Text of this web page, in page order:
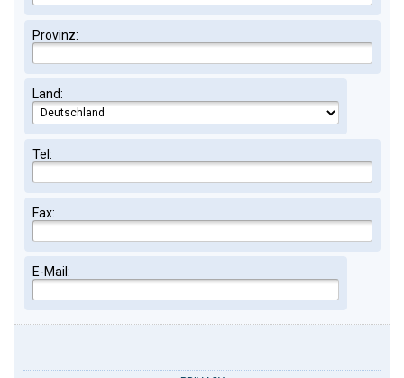
Provinz:
Land:
Tel:
Fax:
E-Mail: